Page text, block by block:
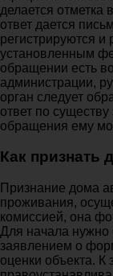
делается отметка
ответ дается
регистрируются и
установленным
обращении есть
администрации,
орган следует
ответ по
обращения ему
Как признать
Признание дома
проживания,
комиссией, она
Для начала нужно
заявлением о
оценки объекта. К